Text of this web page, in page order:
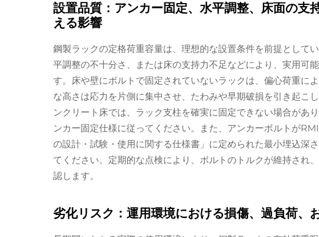
設置品質：アンカー固定、水平調整、床面の支
える影響
鋼製ラックの定格荷重容量は、理想的な設置条件を前提として
平調整の不十分さ、または床の支持力不足などにより、実用可
す。床や壁にボルトで固定されていないラックは、偏心荷重に
な高さは応力を片側に集中させ、たわみや早期破損を引き起こ
ンクリート床では、ラック支柱を確実に固定できない場合があ
ンカー固定仕様に従ってください。また、アンカーボルトが
の設計・試験・使用に関する仕様書」に定められた最小埋込深
てください。定期的な点検により、ボルトのトルクが維持され
認します。
劣化リスク：運用環境における損傷、過負荷、